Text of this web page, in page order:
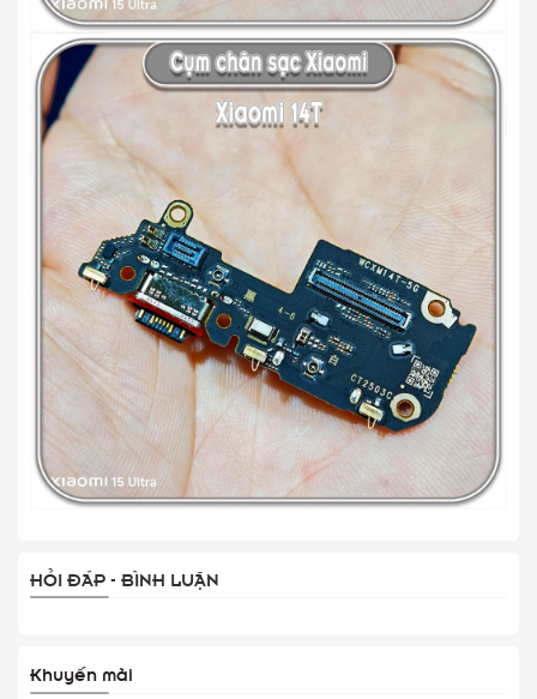
HỎI ĐÁP - BÌNH LUẬN
Khuyến mãi